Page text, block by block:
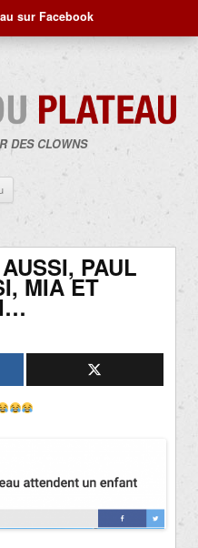
sur Facebook
DES CLOWNS
contenu
PAUL
MIA ET